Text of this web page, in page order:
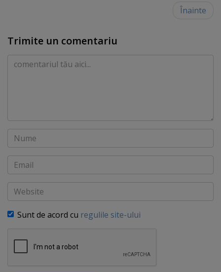
Înainte
Trimite un comentariu
Comentariu
Nume
Email
Website
Sunt de acord cu regulile site-ului